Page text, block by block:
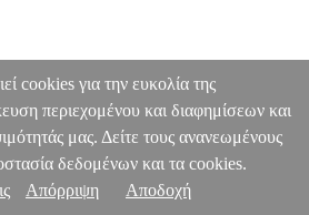
cookies για την ευκολία της
περιεχομένου και διαφημίσεων και
μας. Δείτε τους ανανεωμένους
δεδομένων και τα cookies.
Απόρριψη Αποδοχή